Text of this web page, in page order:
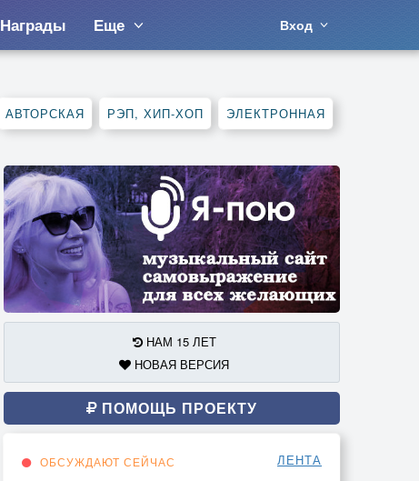
Награды Еще Вход
АВТОРСКАЯ РЭП, ХИП-ХОП ЭЛЕКТРОННАЯ
НАМ 15 ЛЕТ
НОВАЯ ВЕРСИЯ
ПОМОЩЬ ПРОЕКТУ
ОБСУЖДАЮТ СЕЙЧАС ЛЕНТА